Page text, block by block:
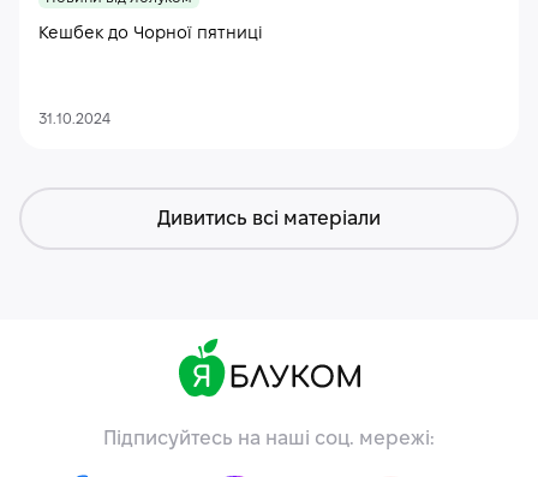
Кешбек до Чорної пятниці
31.10.2024
Дивитись всі матеріали
Підписуйтесь на наші соц. мережі: